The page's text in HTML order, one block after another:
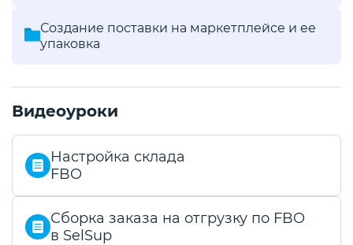
Создание поставки на маркетплейсе и ее
упаковка
Видеоуроки
Настройка склада
FBO
Сборка заказа на отгрузку по FBO
в SelSup